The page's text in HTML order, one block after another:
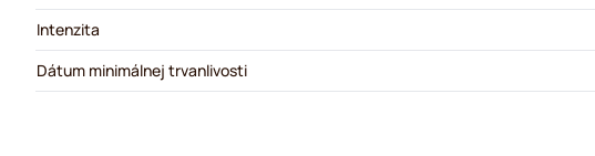
Intenzita
Dátum minimálnej trvanlivosti